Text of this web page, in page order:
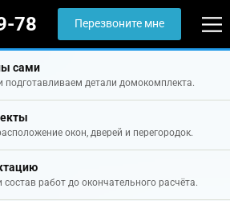
78 Перезвоните мне
сами
подготавливаем детали домокомплекта.
окон, дверей и перегородок.
работ до окончательного расчёта.